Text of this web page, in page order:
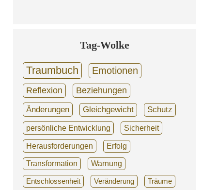
Tag-Wolke
Traumbuch Emotionen
Reflexion
Beziehungen
Änderungen
Gleichgewicht Schutz
persönliche Entwicklung Sicherheit
Herausforderungen Erfolg
Transformation Warnung
Entschlossenheit Veränderung Träume